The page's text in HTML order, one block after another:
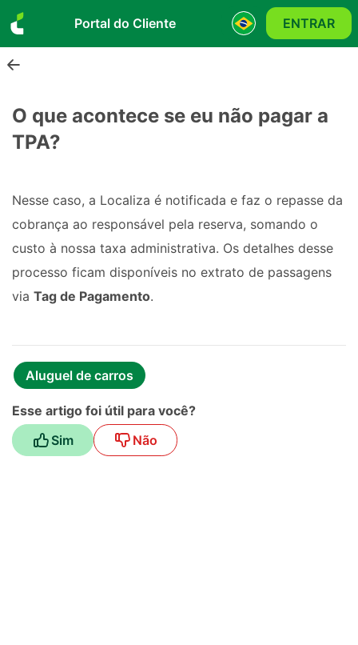
Portal do Cliente ENTRAR
O que acontece se eu não pagar a
TPA?
Nesse caso, a Localiza é notificada e faz o repasse da
cobrança ao responsável pela reserva, somando o
custo à nossa taxa administrativa. Os detalhes desse
processo ficam disponíveis no extrato de passagens
via Tag de Pagamento.
Esse artigo foi útil para você?
Sim
Não
Aluguel de carros